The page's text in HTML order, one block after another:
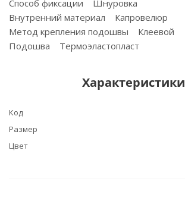
Способ фиксации Шнуровка
Внутренний материал Капровелюр
Метод крепления подошвы Клеевой
Подошва Термоэластопласт
Характеристики
Код
Размер
Цвет